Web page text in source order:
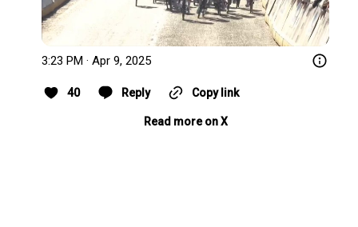
3:23 PM · Apr 9, 2025
40 Reply Copy link
Read more on X